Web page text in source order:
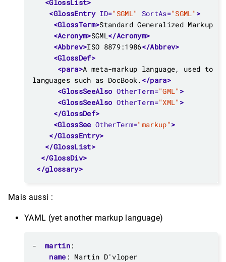
<GlossList>
<GlossEntry ID="SGML" SortAs="SGML">
<GlossTerm>Standard Generalized Markup
<Acronym>SGML </Acronym>
<Abbrev>ISO 8879:1986</Abbrev>
<GlossDef>
<para>
languages such as DocBook. </para>
<GlossSeeAlso OtherTerm="GML" >
<GlossSeeAlso OtherTerm="XML" >
</GlossDef>
<GlossSee OtherTerm="markup">
</GlossEntry>
</GlossList>
</GlossDiv>
</glossary>
Mais aussi :
YAML (yet another markup language)
- martin:
name : Martin D'vloper